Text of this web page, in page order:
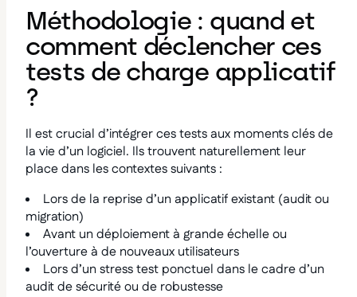
Méthodologie : quand et
comment déclencher ces
tests de charge applicatif
?
Il est crucial d’intégrer ces tests aux moments clés de
la vie d’un logiciel. Ils trouvent naturellement leur
place dans les contextes suivants :
Lors de la reprise d’un applicatif existant (audit ou
migration)
Avant un déploiement à grande échelle ou
l’ouverture à de nouveaux utilisateurs
Lors d’un stress test ponctuel dans le cadre d’un
audit de sécurité ou de robustesse